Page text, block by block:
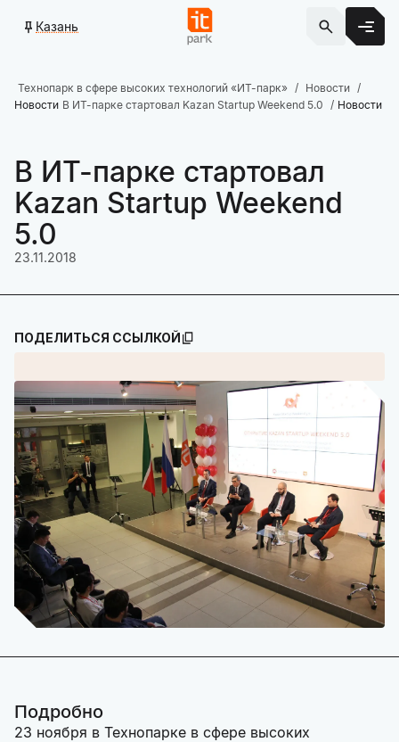
Казань
Технопарк в сфере высоких технологий «ИТ-парк»
Новости
Новости В ИТ-парке стартовал Kazan Startup Weekend 5.0 Новости
В ИТ-парке стартовал
Kazan Startup Weekend
5.0
23.11.2018
ПОДЕЛИТЬСЯ ССЫЛКОЙ
Подробно
23 ноября в Технопарке в сфере высоких